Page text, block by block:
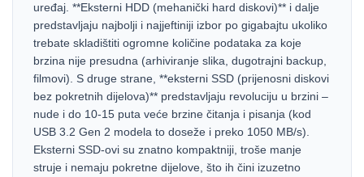
uređaj. **Eksterni HDD (mehanički hard diskovi)** i dalje
predstavljaju najbolji i najjeftiniji izbor po gigabajtu ukoliko
trebate skladištiti ogromne količine podataka za koje
brzina nije presudna (arhiviranje slika, dugotrajni backup,
filmovi). S druge strane, **eksterni SSD (prijenosni diskovi
bez pokretnih dijelova)** predstavljaju revoluciju u brzini –
nude i do 10-15 puta veće brzine čitanja i pisanja (kod
USB 3.2 Gen 2 modela to doseže i preko 1050 MB/s).
Eksterni SSD-ovi su znatno kompaktniji, troše manje
struje i nemaju pokretne dijelove, što ih čini izuzetno